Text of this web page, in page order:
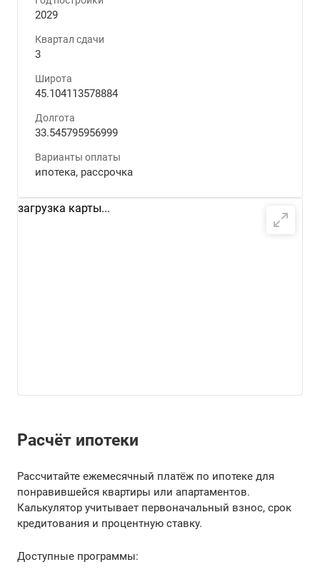
2029
Квартал сдачи
3
Широта
45.104113578884
Долгота
33.545795956999
Варианты оплаты
ипотека, рассрочка
загрузка карты...
Расчёт ипотеки
Рассчитайте ежемесячный платёж по ипотеке для
понравившейся квартиры или апартаментов.
Калькулятор учитывает первоначальный взнос, срок
кредитования и процентную ставку.
Доступные программы: